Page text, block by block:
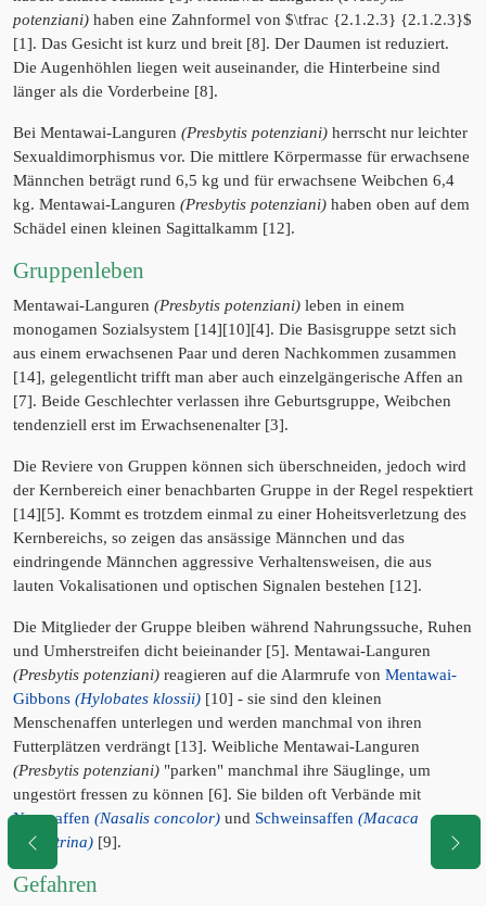
potenziani) haben eine Zahnformel von $\tfrac {2.1.2.3} {2.1.2.3}$
[1]. Das Gesicht ist kurz und breit [8]. Der Daumen ist reduziert.
Die Augenhöhlen liegen weit auseinander, die Hinterbeine sind
länger als die Vorderbeine [8].
Bei Mentawai-Languren (Presbytis potenziani) herrscht nur leichter
Sexualdimorphismus vor. Die mittlere Körpermasse für erwachsene
Männchen beträgt rund 6,5 kg und für erwachsene Weibchen 6,4
kg. Mentawai-Languren (Presbytis potenziani) haben oben auf dem
Schädel einen kleinen Sagittalkamm [12].
Gruppenleben
Mentawai-Languren (Presbytis potenziani) leben in einem
monogamen Sozialsystem [14][10][4]. Die Basisgruppe setzt sich
aus einem erwachsenen Paar und deren Nachkommen zusammen
[14], gelegentlicht trifft man aber auch einzelgängerische Affen an
[7]. Beide Geschlechter verlassen ihre Geburtsgruppe, Weibchen
tendenziell erst im Erwachsenenalter [3].
Die Reviere von Gruppen können sich überschneiden, jedoch wird
der Kernbereich einer benachbarten Gruppe in der Regel respektiert
[14][5]. Kommt es trotzdem einmal zu einer Hoheitsverletzung des
Kernbereichs, so zeigen das ansässige Männchen und das
eindringende Männchen aggressive Verhaltensweisen, die aus
lauten Vokalisationen und optischen Signalen bestehen [12].
Die Mitglieder der Gruppe bleiben während Nahrungssuche, Ruhen
und Umherstreifen dicht beieinander [5]. Mentawai-Languren
(Presbytis potenziani) reagieren auf die Alarmrufe von Mentawai-
Gibbons (Hylobates klossii) [10] - sie sind den kleinen
Menschenaffen unterlegen und werden manchmal von ihren
Futterplätzen verdrängt [13]. Weibliche Mentawai-Languren
(Presbytis potenziani) "parken" manchmal ihre Säuglinge, um
ungestört fressen zu können [6]. Sie bilden oft Verbände mit
Nasenaffen (Nasalis concolor) und Schweinsaffen (Macaca
nemestrina) [9].
Gefahren